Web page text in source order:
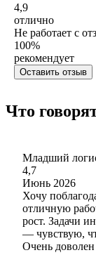
4,9
отлично
Не работает с
100%
рекомендует
Оставить отзыв
Что
Младший
4,7
Июнь 2026
Хочу
отличную
рост. Задачи
— чувствую,
Очень